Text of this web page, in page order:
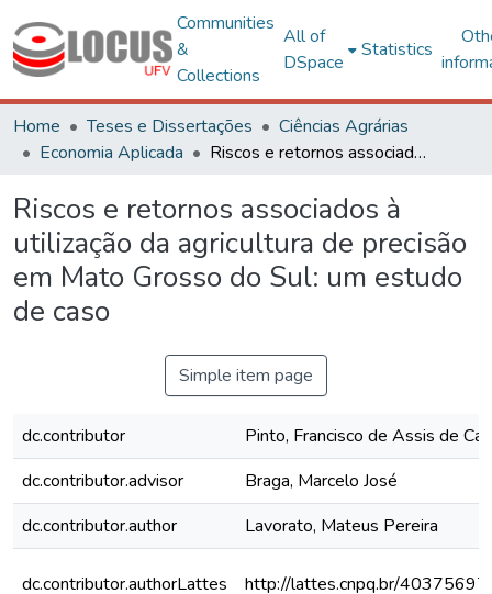
Communities
&
Collections
All of
DSpace
Statistics
Home Teses e Dissertações
Ciências Agrárias
Economia Aplicada
Riscos e retornos associados à utilização da agricultura de precisão em Mato Grosso do Sul: um estudo de caso
Riscos e retornos associados à
utilização da agricultura de precisão
em Mato Grosso do Sul: um estudo
de caso
Simple item page
dc.contributor
Pinto, Francisco de Assis de
dc.contributor.advisor
Braga, Marcelo José
dc.contributor.author
Lavorato, Mateus Pereira
dc.contributor.authorLattes http://lattes.cnpq.br/